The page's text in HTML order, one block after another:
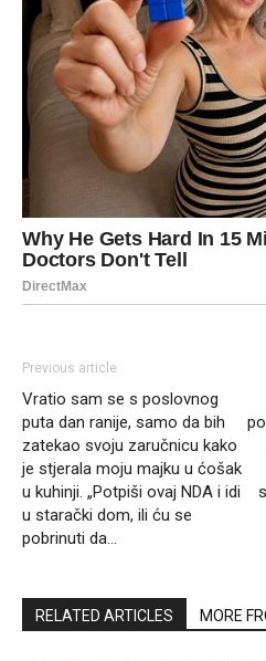
Previous article
Vratio sam se s poslovnog
puta dan ranije, samo da bih
zatekao svoju zaručnicu kako
je stjerala moju majku u ćošak
u kuhinji. „Potpiši ovaj NDA i idi
u starački dom, ili ću se
pobrinuti da…
RELATED ARTICLES MORE